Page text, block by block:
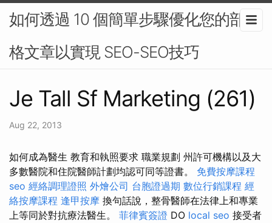
如何透過 10 個簡單步驟優化您的部落
格文章以實現 SEO-SEO技巧
Je Tall Sf Marketing (261)
Aug 22, 2013
如何成為醫生 教育和執照要求 職業規劃 州許可機構以及大
多數醫院和住院醫師計劃均認可同等證書。 免費按摩課程
seo 經絡調理證照 外燴公司 台胞證過期 數位行銷課程 經
絡按摩課程 逢甲按摩 換句話說，整骨醫師在法律上和專業
上等同於對抗療法醫生。 菲律賓簽證 DO local seo 接受者